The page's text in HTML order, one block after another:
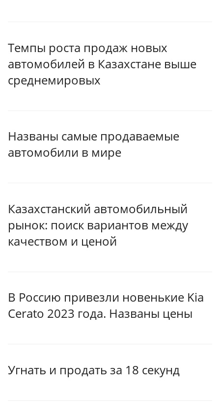
Темпы роста продаж новых
автомобилей в Казахстане выше
среднемировых
Названы самые продаваемые
автомобили в мире
Казахстанский автомобильный
рынок: поиск вариантов между
качеством и ценой
В Россию привезли новенькие Kia
Cerato 2023 года. Названы цены
Угнать и продать за 18 секунд